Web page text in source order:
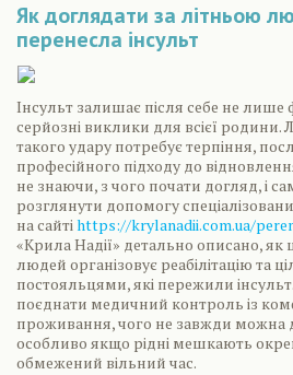
Як доглядати за літньою
перенесла інсульт
Інсульт залишає після себе не лише
серйозні виклики для всієї родини.
такого удару потребує терпіння,
професійного підходу до
не знаючи, з чого почати догляд, і
розглянути допомогу
на сайтіhttps://krylanadii.com.ua/
«Крила Надії» детально описано, як
людей організовує реабілітацію та
постояльцями, які пережили
поєднати медичний контроль із
проживання, чого не завжди можна
особливо якщо рідні мешкають
обмежений вільний час.